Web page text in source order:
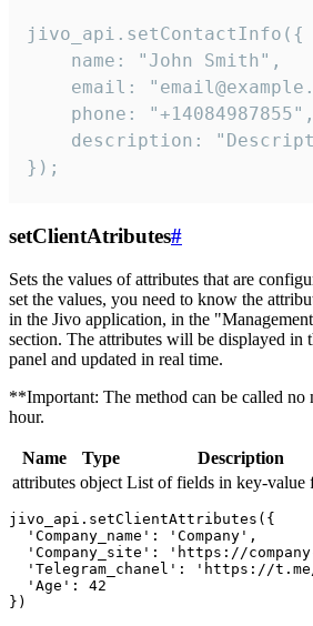
jivo_api.setContactInfo({
    name: "John Smith",
email:
    phone: "+14084987855",
description:
});
setClientAtributes#
Sets the values ​​of attributes that are
set the values, you need to know the
in the Jivo application, in the
section. The attributes will be displayed in
panel and updated in real time.
**Important: The method can be called no
hour.
Name Type
Description
attributes object List of fields in key-value
jivo_api.setClientAttributes({
  'Company_name': 'Company',
'Company_site': 'https://
'Telegram_chanel': 'https://
  'Age': 42